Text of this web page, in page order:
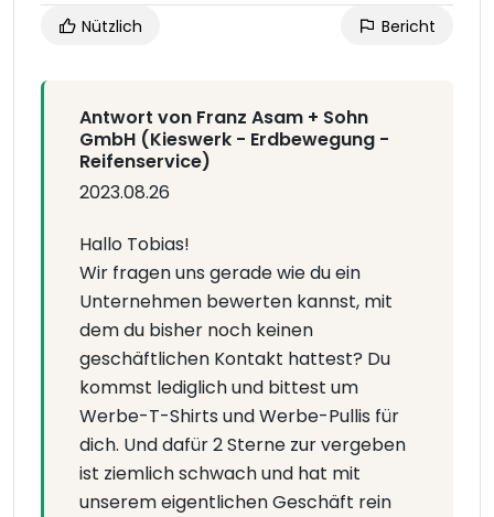
Nützlich Bericht
Antwort von Franz Asam + Sohn
GmbH (Kieswerk - Erdbewegung -
Reifenservice)
2023.08.26
Hallo Tobias!
Wir fragen uns gerade wie du ein
Unternehmen bewerten kannst, mit
dem du bisher noch keinen
geschäftlichen Kontakt hattest? Du
kommst lediglich und bittest um
Werbe-T-Shirts und Werbe-Pullis für
dich. Und dafür 2 Sterne zur vergeben
ist ziemlich schwach und hat mit
unserem eigentlichen Geschäft rein